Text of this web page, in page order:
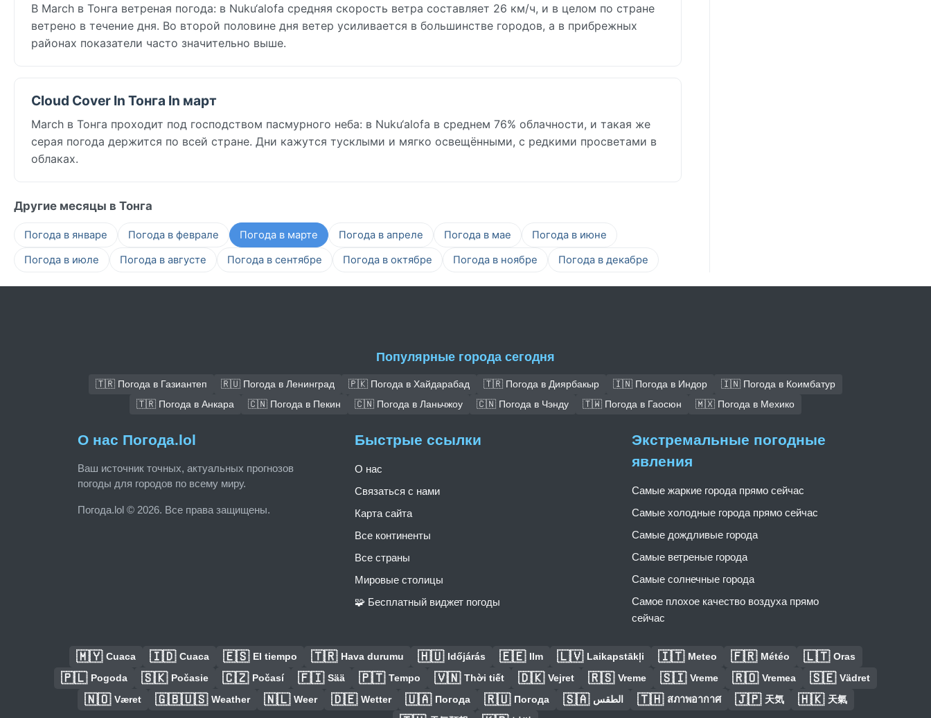
В March в Тонга ветреная погода: в Nuku‘alofa средняя скорость ветра составляет 26 км/ч, и в целом по стране
ветрено в течение дня. Во второй половине дня ветер усиливается в большинстве городов, а в прибрежных
районах показатели часто значительно выше.
Cloud Cover In Тонга In март
March в Тонга проходит под господством пасмурного неба: в Nuku‘alofa в среднем 76% облачности, и такая же
серая погода держится по всей стране. Дни кажутся тусклыми и мягко освещёнными, с редкими просветами в
облаках.
Другие месяцы в Тонга
Погода в январе Погода в феврале Погода в марте Погода в апреле Погода в мае
Погода в июне
Погода в июле
Погода в августе Погода в сентябре Погода в октябре Погода в ноябре Погода в декабре
Популярные города сегодня
🇹🇷 Погода в Газиантеп 🇷🇺 Погода в Ленинград 🇵🇰 Погода в Хайдарабад 🇹🇷 Погода в Диярбакыр 🇮🇳 Погода в Индор
🇮🇳 Погода в Коимбатур
🇹🇷 Погода в Анкара
🇨🇳 Погода в Пекин 🇨🇳 Погода в Ланьчжоу 🇨🇳 Погода в Чэнду 🇹🇼 Погода в Гаосюн 🇲🇽 Погода в Мехико
О нас Погода.lol
Ваш источник точных, актуальных прогнозов
погоды для городов по всему миру.
Погода.lol © 2026. Все права защищены.
Быстрые ссылки
О нас
Связаться с нами
Карта сайта
Все континенты
Все страны
Мировые столицы
🧩 Бесплатный виджет погоды
Экстремальные погодные
явления
Самые жаркие города прямо сейчас
Самые холодные города прямо сейчас
Самые дождливые города
Самые ветреные города
Самые солнечные города
Самое плохое качество воздуха прямо
сейчас
🇲🇾 Cuaca 🇮🇩 Cuaca 🇪🇸 El tiempo 🇹🇷 Hava durumu 🇭🇺 Időjárás 🇪🇪 Ilm 🇱🇻 Laikapstākļi 🇮🇹 Meteo 🇫🇷 Météo 🇱🇹 Oras
🇵🇱 Pogoda 🇸🇰 Počasie 🇨🇿 Počasí 🇫🇮 Sää 🇵🇹 Tempo 🇻🇳 Thời tiết 🇩🇰 Vejret 🇷🇸 Vreme 🇸🇮 Vreme 🇷🇴 Vremea 🇸🇪 Vädret
🇳🇴 Været 🇬🇧🇺🇸 Weather 🇳🇱 Weer 🇩🇪 Wetter 🇺🇦 Погода 🇷🇺 Погода 🇸🇦 الطقس 🇹🇭 สภาพอากาศ 🇯🇵 天気 🇭🇰 天氣